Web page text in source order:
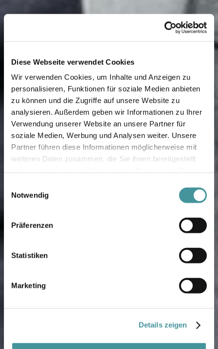
Diese Webseite verwendet Cookies
Wir verwenden Cookies, um Inhalte und Anzeigen zu
personalisieren, Funktionen für soziale Medien anbieten
zu können und die Zugriffe auf unsere Website zu
analysieren. Außerdem geben wir Informationen zu Ihrer
Verwendung unserer Website an unsere Partner für
soziale Medien, Werbung und Analysen weiter. Unsere
Partner führen diese Informationen möglicherweise mit
weiteren Daten zusammen, die Sie ihnen bereitgestellt
Notwendig
Präferenzen
Statistiken
Marketing
Details zeigen